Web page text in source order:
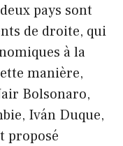
pays sont
de droite, qui
à la
manière,
Bolsonaro,
Iván Duque,
proposé